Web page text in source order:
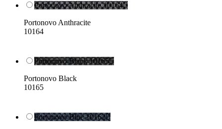
Portonovo Anthracite 10164
Portonovo Anthracite
10164
Portonovo Black 10165
Portonovo Black
10165
Portonovo Blue 10162